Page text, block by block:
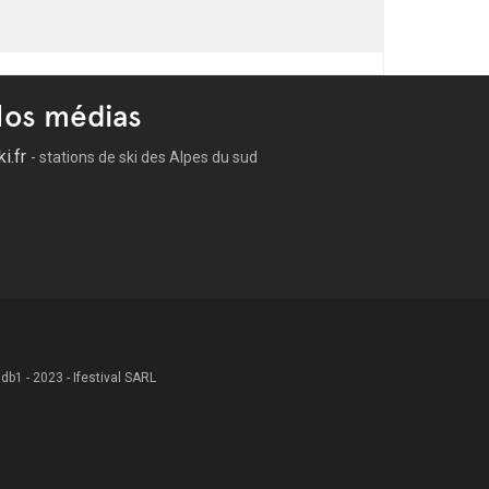
médias
- stations de ski des Alpes du sud
- 2023 - Ifestival SARL